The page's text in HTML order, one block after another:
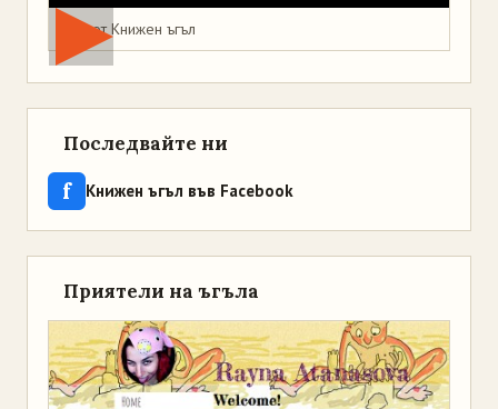
Мая от Книжен ъгъл
Последвайте ни
f Книжен ъгъл във Facebook
Приятели на ъгъла